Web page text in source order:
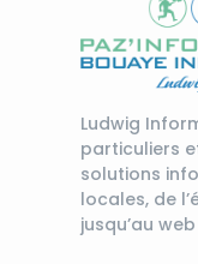
Ludwig
particuliers
solutions
locales, de
jusqu’au